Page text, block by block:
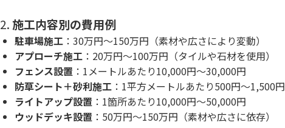
2. 施工内容別の費用例
駐車場施工 ：30万円～150万円（素材や広さにより変動）
アプローチ施工 ：20万円～100万円（タイルや石材を使用）
フェンス設置 ：1メートルあたり10,000円～30,000円
防草シート＋砂利施工 ：1平方メートルあたり500円～1,500円
ライトアップ設置 ：1箇所あたり10,000円～50,000円
ウッドデッキ設置 ：50万円～150万円（素材や広さに依存）